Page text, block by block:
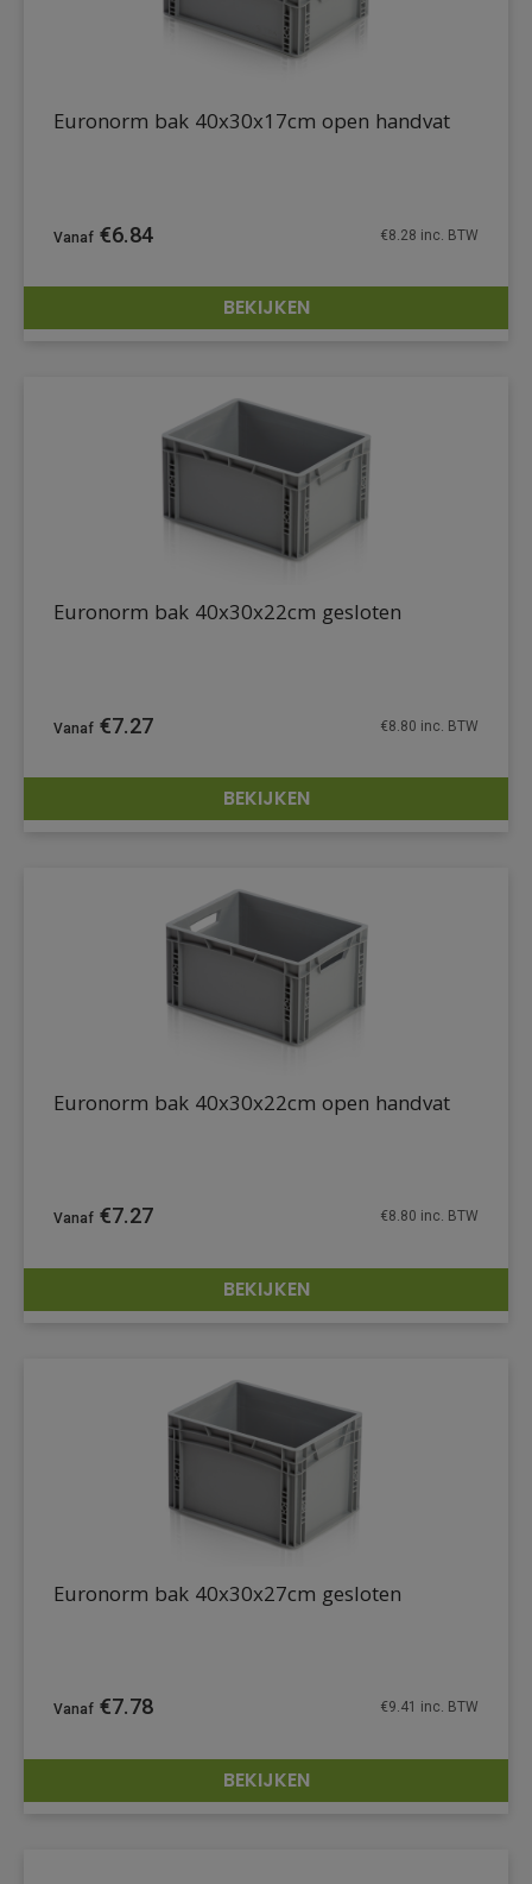
DETAILS
Euronorm bak 40x30x17cm open handvat
€6.84 €8.28 inc. BTW
BEKIJKEN
DETAILS
Euronorm bak 40x30x22cm gesloten
€7.27 €8.80 inc. BTW
BEKIJKEN
DETAILS
Euronorm bak 40x30x22cm open handvat
€7.27 €8.80 inc. BTW
BEKIJKEN
DETAILS
Euronorm bak 40x30x27cm gesloten
€7.78 €9.41 inc. BTW
BEKIJKEN